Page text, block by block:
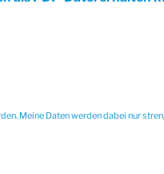
Meine Daten werden dabei nur